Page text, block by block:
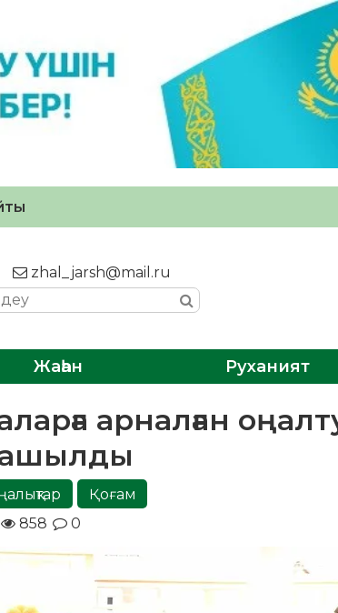
zhal_jarsh@mail.ru
Жаһан Руханият
арналған
ашылды
Қоғам
858 0